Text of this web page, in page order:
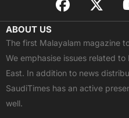
a
c
e
b
o
o
k
-
t
w
i
t
t
e
ABOUT US
The first Malayalam magazine
We emphasise issues related
East. In addition to news
SaudiTimes has an active
well.